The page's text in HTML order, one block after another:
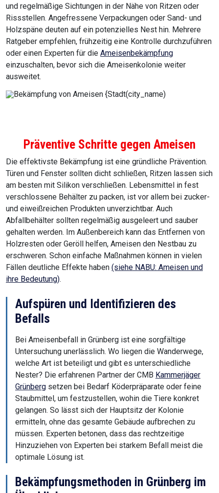
und regelmäßige Sichtungen in der Nähe von Ritzen oder
Rissstellen. Angefressene Verpackungen oder Sand- und
Holzspäne deuten auf ein potenzielles Nest hin. Mehrere
Ratgeber empfehlen, frühzeitig eine Kontrolle durchzuführen
oder einen Experten für die Ameisenbekämpfung
einzuschalten, bevor sich die Ameisenkolonie weiter
ausweitet.
Präventive Schritte gegen Ameisen
Die effektivste Bekämpfung ist eine gründliche Prävention.
Türen und Fenster sollten dicht schließen, Ritzen lassen sich
am besten mit Silikon verschließen. Lebensmittel in fest
verschlossene Behälter zu packen, ist vor allem bei zucker-
und eiweißreichen Produkten unverzichtbar. Auch
Abfallbehälter sollten regelmäßig ausgeleert und sauber
gehalten werden. Im Außenbereich kann das Entfernen von
Holzresten oder Geröll helfen, Ameisen den Nestbau zu
erschweren. Schon einfache Maßnahmen können in vielen
Fällen deutliche Effekte haben (siehe NABU: Ameisen und
ihre Bedeutung).
Aufspüren und Identifizieren des
Befalls
Bei Ameisenbefall in Grünberg ist eine sorgfältige
Untersuchung unerlässlich. Wo liegen die Wanderwege,
welche Art ist beteiligt und gibt es unterschiedliche
Nester? Die erfahrenen Partner der CMB Kammerjäger
Grünberg setzen bei Bedarf Köderpräparate oder feine
Staubmittel, um festzustellen, wohin die Tiere konkret
gelangen. So lässt sich der Hauptsitz der Kolonie
ermitteln, ohne das gesamte Gebäude aufbrechen zu
müssen. Experten betonen, dass das rechtzeitige
Hinzuziehen von Experten bei starkem Befall meist die
optimale Lösung ist.
Bekämpfungsmethoden in Grünberg im